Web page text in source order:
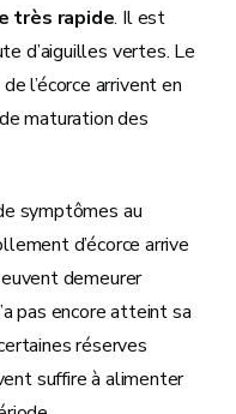
très rapide. Il est
d’aiguilles vertes. Le
de l’écorce arrivent en
maturation des
symptômes au
d’écorce arrive
demeurer
pas encore atteint sa
réserves
suffire à alimenter